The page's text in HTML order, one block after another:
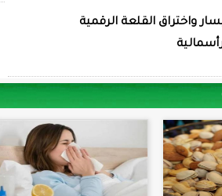
واختراق القلعة الرقمية